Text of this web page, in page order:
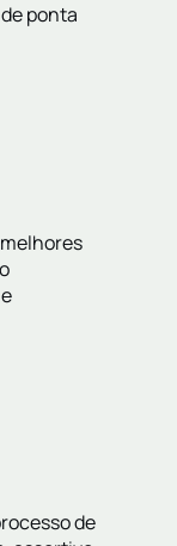
ponta
de